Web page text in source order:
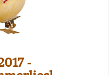
-